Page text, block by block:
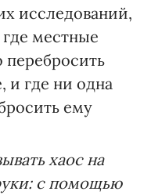
исследований,
местные
перебросить
и где ни одна
ему
хаос на
с помощью